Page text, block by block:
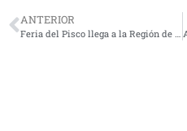
ANTERIOR